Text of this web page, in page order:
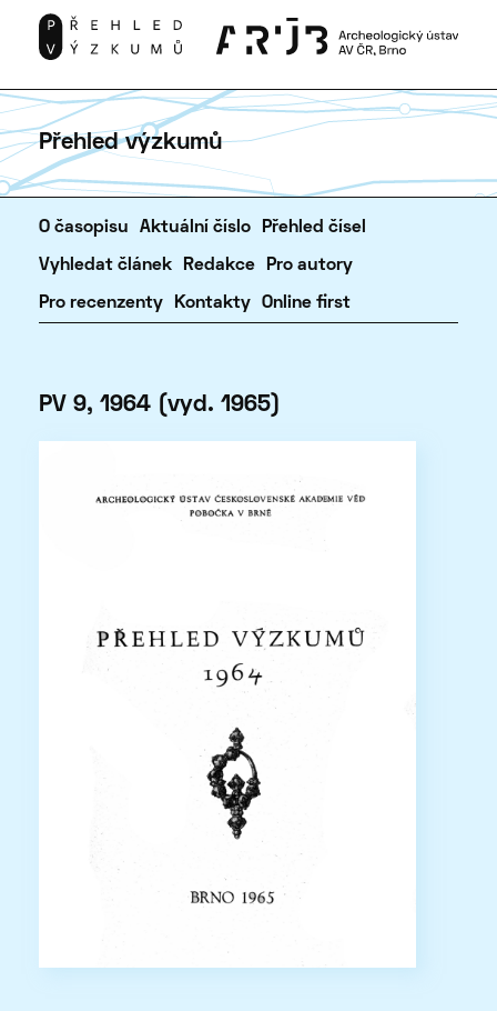
Přehled výzkumů
O časopisu Aktuální číslo Přehled čísel
Vyhledat článek Redakce Pro autory
Pro recenzenty Kontakty Online first
PV 9, 1964 (vyd. 1965)